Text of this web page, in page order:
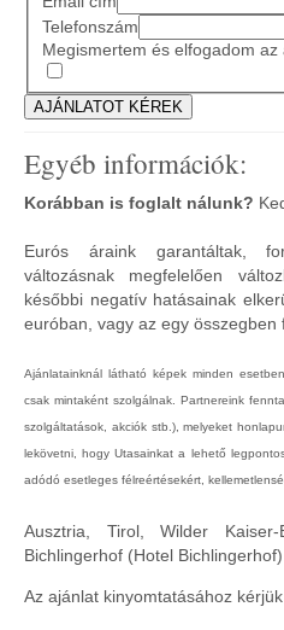
Telefonszám
Megismertem és elfogadom
Egyéb információk:
Korábban is foglalt nálunk?
Eurós áraink garantáltak,
változásnak megfelelően
későbbi negatív hatásainak
euróban, vagy az egy összegben
Ajánlatainknál látható képek minden
csak mintaként szolgálnak. Partnereink
szolgáltatások, akciók stb.), melyeket
lekövetni, hogy Utasainkat a lehető
adódó esetleges félreértésekért,
Ausztria, Tirol, Wilder Kaiser-
Bichlingerhof (Hotel Bichlingerhof)
Az ajánlat kinyomtatásához kérjük